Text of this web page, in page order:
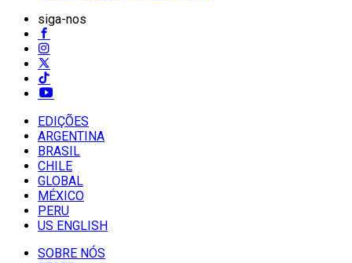
siga-nos
EDIÇÕES
ARGENTINA
BRASIL
CHILE
GLOBAL
MÉXICO
PERU
US ENGLISH
SOBRE NÓS